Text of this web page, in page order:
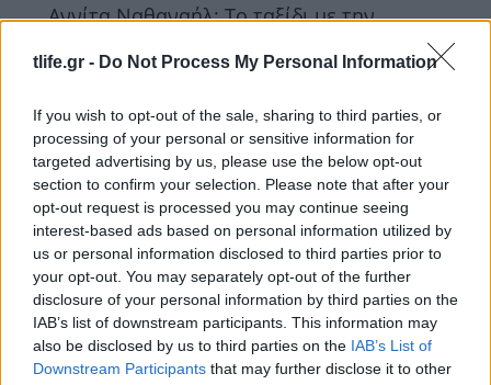
tlife.gr - Do Not Process My Personal Information
If you wish to opt-out of the sale, sharing to third parties, or
processing of your personal or sensitive information for
targeted advertising by us, please use the below opt-out
section to confirm your selection. Please note that after your
opt-out request is processed you may continue seeing
interest-based ads based on personal information utilized by
us or personal information disclosed to third parties prior to
your opt-out. You may separately opt-out of the further
disclosure of your personal information by third parties on the
IAB’s list of downstream participants. This information may
also be disclosed by us to third parties on the IAB’s List of
Downstream Participants that may further disclose it to other
Αννίτα Ναθαναήλ: Το ταξίδι με την
ξεχωριστές ευχές της
ΔΙΑΦΗΜΙΣΗ